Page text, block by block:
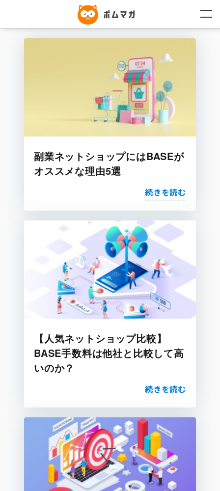
ン
副業ネットショップにはBASEが
オススメな理由5選
続きを読む
【人気ネットショップ比較】
BASE手数料は他社と比較して高
いのか？
続きを読む